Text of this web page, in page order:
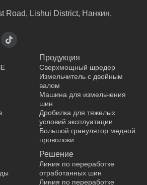
Road, Lishui District, Нанкин,
T
i
Продукция
Сверхмощный шредер
Измельчитель с двойным
валом
Машина для измельчения
шин
Дробилка для тяжелых
условий эксплуатации
Большой гранулятор медной
проволоки
Решение
Линия по переработке
отработанных шин
Линия по переработке